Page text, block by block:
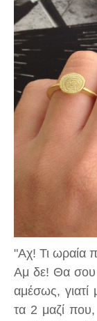
"Αχ! Τι ωραία
Αμ δε! Θα σου
αμέσως, γιατί
τα 2 μαζί που,